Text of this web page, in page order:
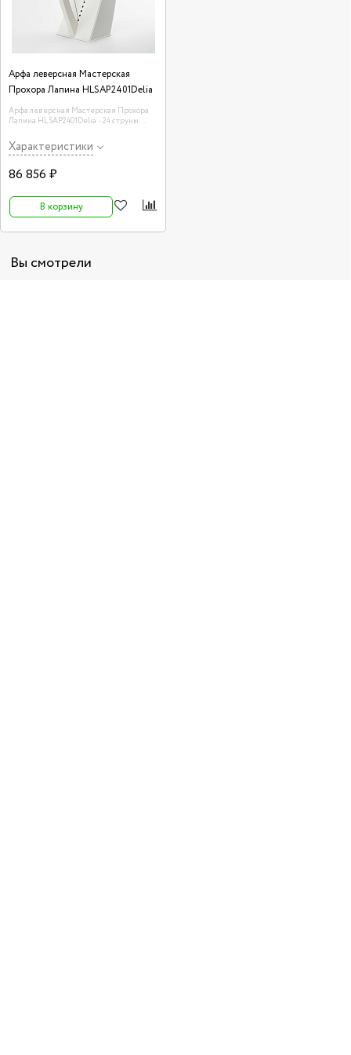
Арфа леверсная Мастерская
Прохора Лапина HLSAP2401Delia
Арфа леверсная Мастерская Прохора
Лапина HLSAP2401Delia - 24 струны
чехлом, ключом, запасными струнами.
Характеристики
86 856 ₽
В корзину
Вы смотрели